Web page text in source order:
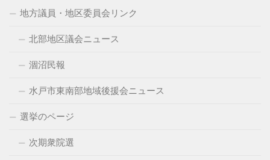
地方議員・地区委員会リンク
北部地区議会ニュース
涸沼民報
水戸市東南部地域後援会ニュース
選挙のページ
次期衆院選